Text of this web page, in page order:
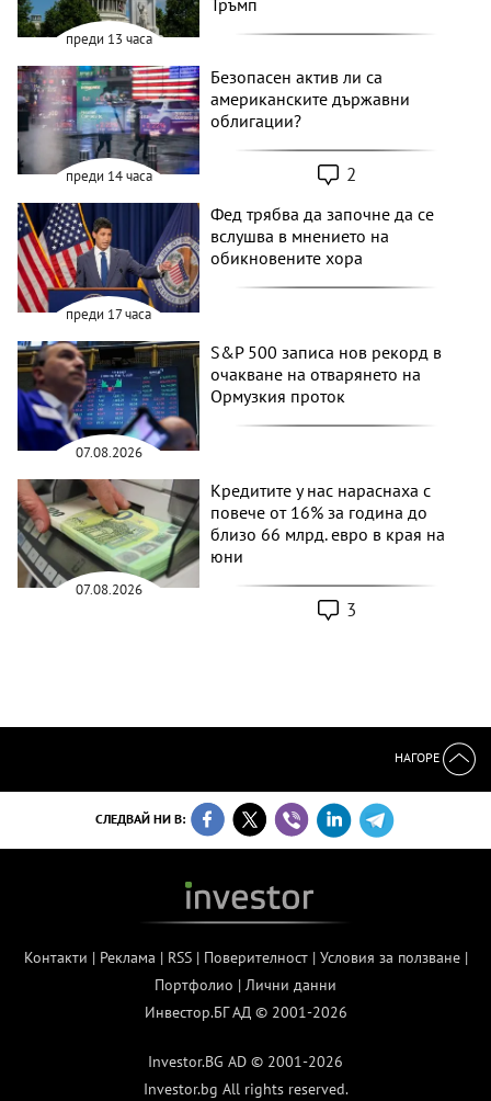
преди 13 часа
Тръмп
преди 14 часа
Безопасен актив ли са
американските държавни
облигации?
2
преди 17 часа
Фед трябва да започне да се
вслушва в мнението на
обикновените хора
07.08.2026
S&P 500 записа нов рекорд в
очакване на отварянето на
Ормузкия проток
07.08.2026
Кредитите у нас нараснаха с
повече от 16% за година до
близо 66 млрд. евро в края на
юни
3
НАГОРЕ
СЛЕДВАЙ НИ В:
Контакти | Реклама | RSS| Поверителност| Условия за ползване|
Портфолио | Лични данни
Инвестор.БГ АД © 2001-2026
Investor.BG AD © 2001-2026
Investor.bg All rights reserved.